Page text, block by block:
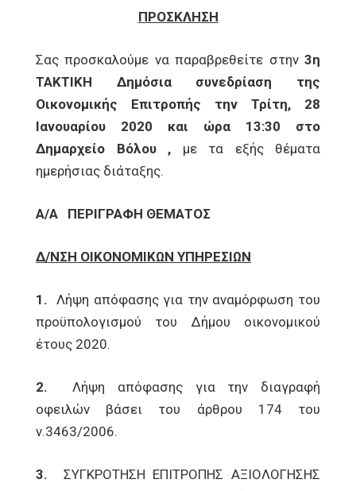
ΠΡΟΣΚΛΗΣΗ
Σας προσκαλούμε να παραβρεθείτε στην 3η
ΤΑΚΤΙΚΗ Δημόσια συνεδρίαση της
Οικονομικής Επιτροπής την Τρίτη, 28
Ιανουαρίου 2020 και ώρα 13:30 στο
Δημαρχείο Βόλου , με τα εξής θέματα
ημερήσιας διάταξης.
Α/Α ΠΕΡΙΓΡΑΦΗ ΘΕΜΑΤΟΣ
Δ/ΝΣΗ ΟΙΚΟΝΟΜΙΚΩΝ ΥΠΗΡΕΣΙΩΝ
1. Λήψη απόφασης για την αναμόρφωση του
προϋπολογισμού του Δήμου οικονομικού
έτους 2020.
2. Λήψη απόφασης για την διαγραφή
οφειλών βάσει του άρθρου 174 του
ν.3463/2006.
3. ΣΥΓΚΡΟΤΗΣΗ ΕΠΙΤΡΟΠΗΣ ΑΞΙΟΛΟΓΗΣΗΣ